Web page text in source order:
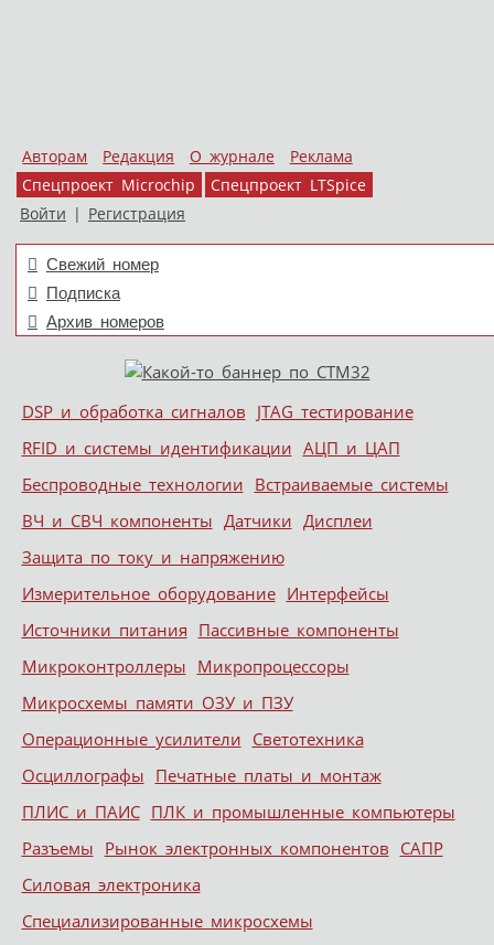
Авторам Редакция О журнале
Реклама
Спецпроект Microchip
Спецпроект LTSpice
Войти | Регистрация
Свежий номер
Подписка
Архив номеров
Меню
Skip to content
DSP и обработка сигналов JTAG тестирование
RFID и системы идентификации АЦП и ЦАП
Беспроводные технологии Встраиваемые системы
ВЧ и СВЧ компоненты Датчики Дисплеи
Защита по току и напряжению
Измерительное оборудование Интерфейсы
Источники питания Пассивные компоненты
Микроконтроллеры Микропроцессоры
Микросхемы памяти ОЗУ и ПЗУ
Операционные усилители Светотехника
Осциллографы Печатные платы и монтаж
ПЛИС и ПАИС ПЛК и промышленные компьютеры
Разъемы Рынок электронных компонентов САПР
Силовая электроника
Специализированные микросхемы